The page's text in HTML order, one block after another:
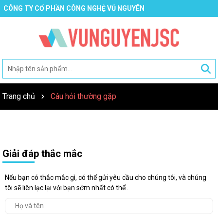
CÔNG TY CỔ PHẦN CÔNG NGHỆ VŨ NGUYÊN
Trang chủ Câu hỏi thường gặp
Giải đáp thắc mắc
Nếu bạn có thắc mắc gì, có thể gửi yêu cầu cho chúng tôi, và chúng
tôi sẽ liên lạc lại với bạn sớm nhất có thể .